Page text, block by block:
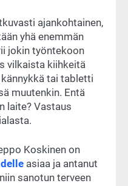
ajankohtainen,
yhä enemmän
jokin työntekoon
vilkaista kiihkeitä
tai tabletti
muutenkin. Entä
laite? Vastaus
Koskinen on
asiaa ja antanut
sanotun terveen